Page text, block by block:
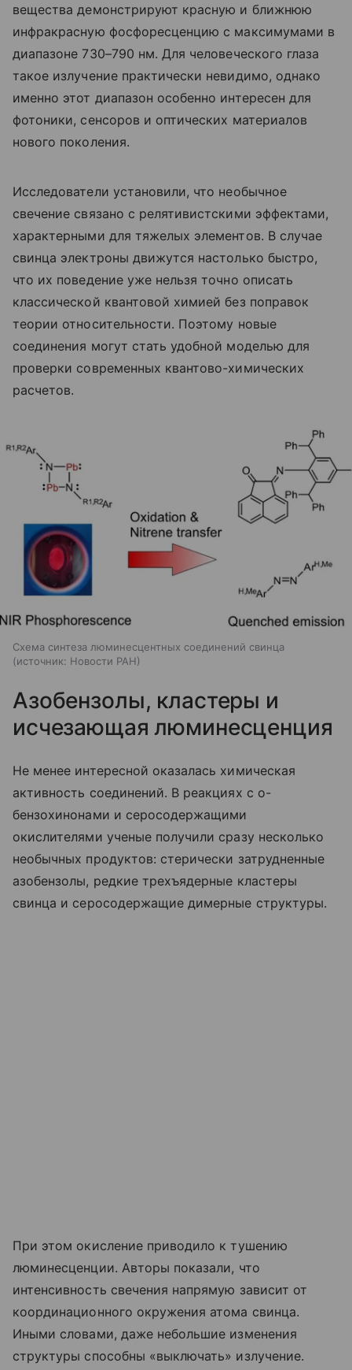
вещества демонстрируют красную и ближнюю
инфракрасную фосфоресценцию с максимумами в
диапазоне 730–790 нм. Для человеческого глаза
такое излучение практически невидимо, однако
именно этот диапазон особенно интересен для
фотоники, сенсоров и оптических материалов
нового поколения.
Исследователи установили, что необычное
свечение связано с релятивистскими эффектами,
характерными для тяжелых элементов. В случае
свинца электроны движутся настолько быстро,
что их поведение уже нельзя точно описать
классической квантовой химией без поправок
теории относительности. Поэтому новые
соединения могут стать удобной моделью для
проверки современных квантово-химических
расчетов.
Схема синтеза люминесцентных соединений свинца
источник: Новости РАН
Азобензолы, кластеры и
исчезающая люминесценция
Не менее интересной оказалась химическая
активность соединений. В реакциях с о-
бензохинонами и серосодержащими
окислителями ученые получили сразу несколько
необычных продуктов: стерически затрудненные
азобензолы, редкие трехъядерные кластеры
свинца и серосодержащие димерные структуры.
При этом окисление приводило к тушению
люминесценции. Авторы показали, что
интенсивность свечения напрямую зависит от
координационного окружения атома свинца.
Иными словами, даже небольшие изменения
структуры способны «выключать» излучение.